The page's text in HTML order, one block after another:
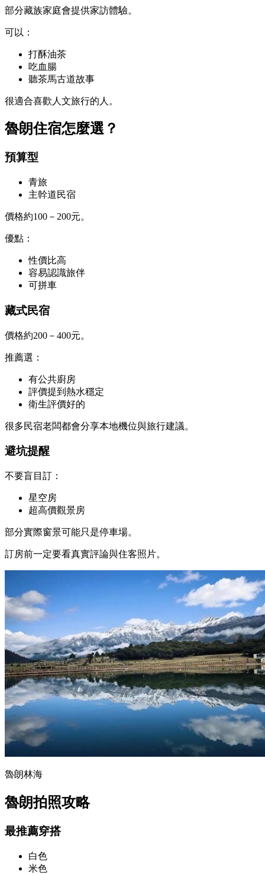
部分藏族家庭會提供家訪體驗。
可以：
打酥油茶
吃血腸
聽茶馬古道故事
很適合喜歡人文旅行的人。
魯朗住宿怎麼選？
預算型
青旅
主幹道民宿
價格約100－200元。
優點：
性價比高
容易認識旅伴
可拼車
藏式民宿
價格約200－400元。
推薦選：
有公共廚房
評價提到熱水穩定
衛生評價好的
很多民宿老闆都會分享本地機位與旅行建議。
避坑提醒
不要盲目訂：
星空房
超高價觀景房
部分實際窗景可能只是停車場。
訂房前一定要看真實評論與住客照片。
魯朗林海
魯朗拍照攻略
最推薦穿搭
白色
米色